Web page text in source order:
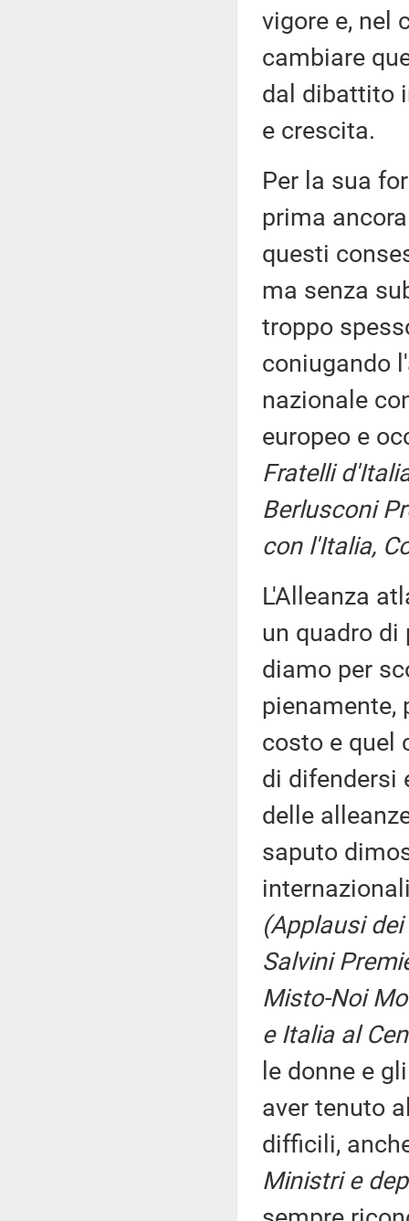
vigore e, nel
cambiare
dal dibattito
e crescita.
Per la sua
prima
questi
ma senza
troppo
coniugando
nazionale
europeo e
Fratelli
Berlusconi
con l'Italia,
L'Alleanza
un quadro di
diamo per
pienamente,
costo e quel
di difendersi
delle
saputo
(Applausi
Salvini
Misto-Noi
e Italia al
le donne e
aver tenuto
difficili,
Ministri e